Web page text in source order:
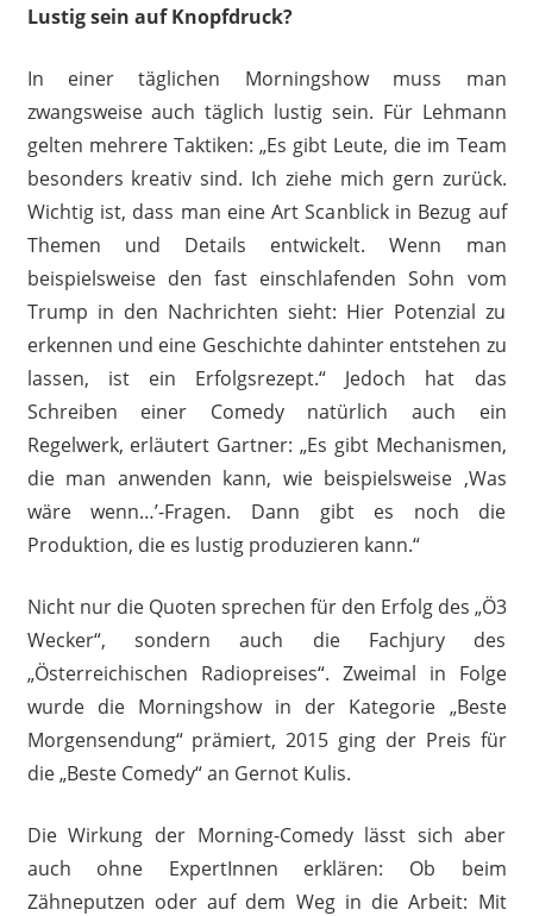
Lustig sein auf Knopfdruck?
In einer täglichen Morningshow muss man
zwangsweise auch täglich lustig sein. Für Lehmann
gelten mehrere Taktiken: „Es gibt Leute, die im Team
besonders kreativ sind. Ich ziehe mich gern zurück.
Wichtig ist, dass man eine Art Scanblick in Bezug auf
Themen und Details entwickelt. Wenn man
beispielsweise den fast einschlafenden Sohn vom
Trump in den Nachrichten sieht: Hier Potenzial zu
erkennen und eine Geschichte dahinter entstehen zu
lassen, ist ein Erfolgsrezept.“ Jedoch hat das
Schreiben einer Comedy natürlich auch ein
Regelwerk, erläutert Gartner: „Es gibt Mechanismen,
die man anwenden kann, wie beispielsweise ‚Was
wäre wenn…’-Fragen. Dann gibt es noch die
Produktion, die es lustig produzieren kann.“
Nicht nur die Quoten sprechen für den Erfolg des „Ö3
Wecker“, sondern auch die Fachjury des
„Österreichischen Radiopreises“. Zweimal in Folge
wurde die Morningshow in der Kategorie „Beste
Morgensendung“ prämiert, 2015 ging der Preis für
die „Beste Comedy“ an Gernot Kulis.
Die Wirkung der Morning-Comedy lässt sich aber
auch ohne ExpertInnen erklären: Ob beim
Zähneputzen oder auf dem Weg in die Arbeit: Mit